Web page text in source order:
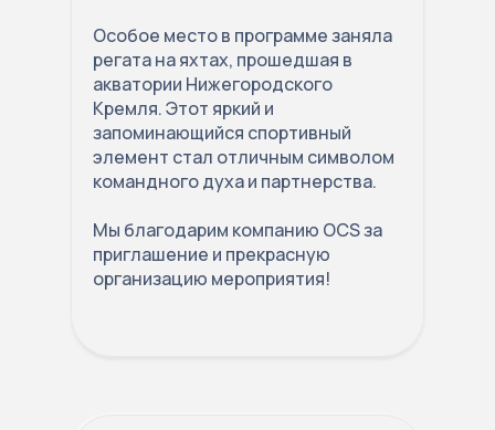
Особое место в программе заняла
регата на яхтах, прошедшая в
акватории Нижегородского
Кремля. Этот яркий и
запоминающийся спортивный
элемент стал отличным символом
командного духа и партнерства.
Мы благодарим компанию OCS за
приглашение и прекрасную
организацию мероприятия!